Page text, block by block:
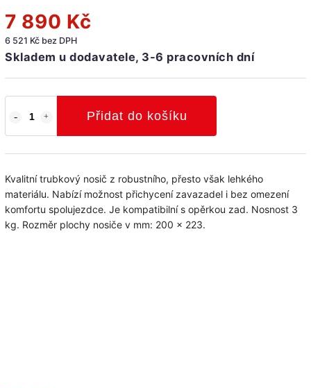
7 890 Kč
6 521 Kč bez DPH
Skladem u dodavatele, 3-6 pracovních dní
Přidat do košíku
Kvalitní trubkový nosič z robustního, přesto však lehkého
materiálu. Nabízí možnost přichycení zavazadel i bez omezení
komfortu spolujezdce. Je kompatibilní s opěrkou zad. Nosnost 3
kg. Rozměr plochy nosiče v mm: 200 x 223.